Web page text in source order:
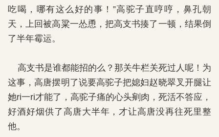
吃喝，哪有这么好的事！”高驼子直哼哼，鼻孔朝
天，上回被高粱一怂恿，把高支书揍了一顿，结果倒
了半年霉运。
高支书是谁都能招的么？那关牛栏关死过人呢！为
这事，高唐摆明了说要高驼子把媳妇赵晓翠叉开腿让
她ri一ri才能了，高驼子痛的心头剜肉，死活不答应，
好酒好烟供了高唐大半年，才让高唐没再往死里整
他。